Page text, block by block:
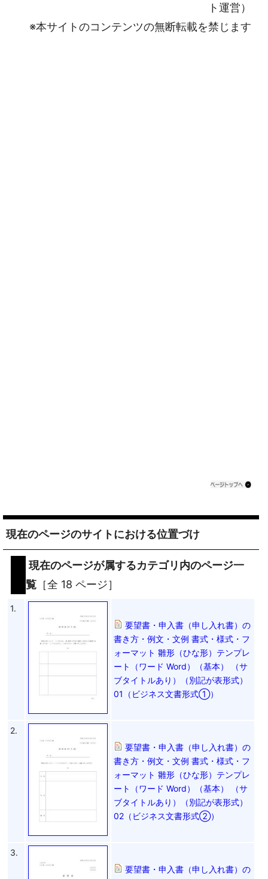
ト運営）
※本サイトのコンテンツの無断転載を禁じます
現在のページのサイトにおける位置づけ
現在のページが属するカテゴリ内のページ一
覧 ［全 18 ページ］
1.
要望書・申入書（申し入れ書）の
書き方・例文・文例 書式・様式・フ
ォーマット 雛形（ひな形）テンプレ
ート（ワード Word）（基本） （サ
ブタイトルあり）（別記が表形式）
01（ビジネス文書形式①）
2.
要望書・申入書（申し入れ書）の
書き方・例文・文例 書式・様式・フ
ォーマット 雛形（ひな形）テンプレ
ート（ワード Word）（基本） （サ
ブタイトルあり）（別記が表形式）
02（ビジネス文書形式②）
3.
要望書・申入書（申し入れ書）の